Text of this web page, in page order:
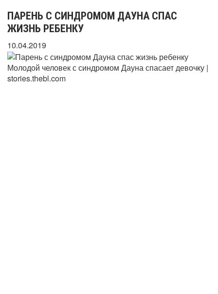
ПАРЕНЬ С СИНДРОМОМ ДАУНА СПАС
ЖИЗНЬ РЕБЕНКУ
10.04.2019
Молодой человек с синдромом Дауна спасает девочку |
stories.thebl.com